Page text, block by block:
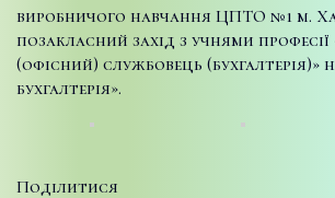
виробничого навчання ЦПТО №1 м.
позакласний захід з учнями
(офісний) службовець (бухгалтерія)»
бухгалтерія».
Поділитися